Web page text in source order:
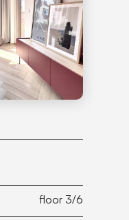
floor 3/6